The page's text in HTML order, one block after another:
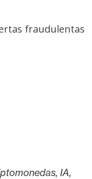
fraudulentas
IA,